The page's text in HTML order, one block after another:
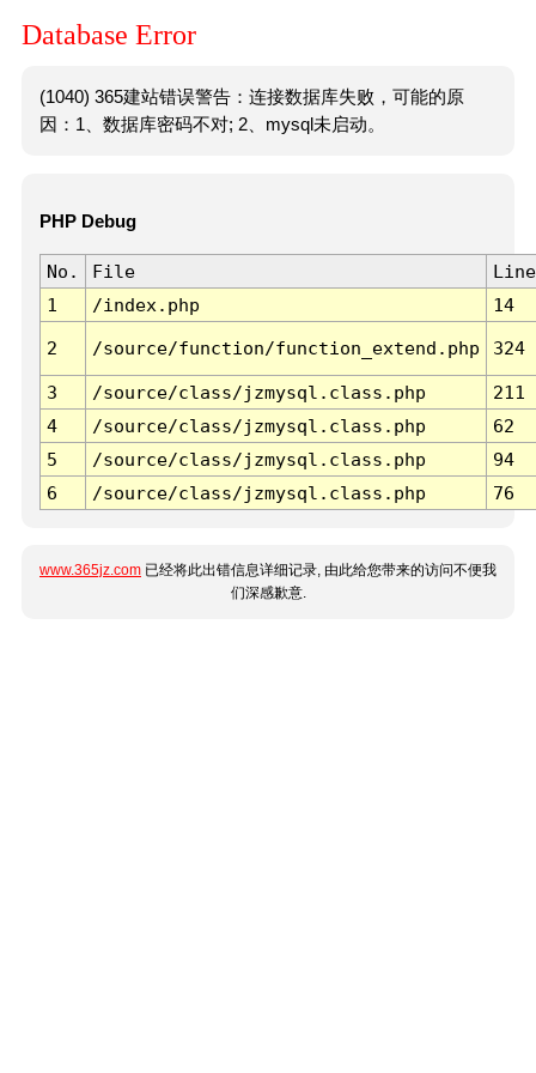
Database Error
(1040) 365建站错误警告：连接数据库失败，可能的原
因：1、数据库密码不对; 2、mysql未启动。
PHP Debug
No. File
Line
1
/index.php 14
2 /source/function/function_extend.php 324
3 /source/class/jzmysql.class.php
211
4
/source/class/jzmysql.class.php
62
5
/source/class/jzmysql.class.php
94
6
/source/class/jzmysql.class.php 76
www.365jz.com 已经将此出错信息详细记录, 由此给您带来的访问不便我
们深感歉意.